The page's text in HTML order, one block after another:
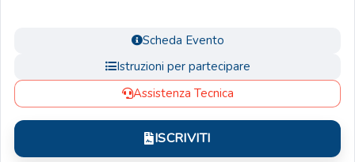
Scheda Evento
Istruzioni per partecipare
Assistenza Tecnica
ISCRIVITI